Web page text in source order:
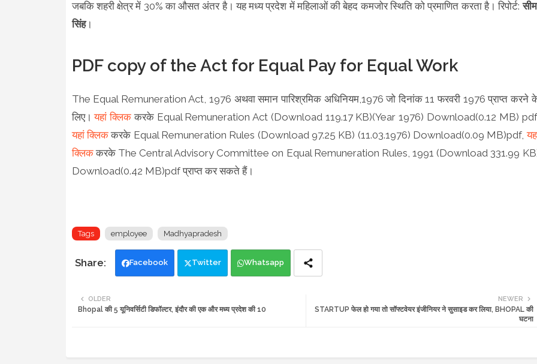
जबकि शहरी क्षेत्र में 30% का औसत अंतर है। यह मध्य प्रदेश में महिलाओं की बेहद कमजोर स्थिति को प्रमाणित करता है। रिपोर्ट:
सिंह।
PDF copy of the Act for Equal Pay for Equal Work
The Equal Remuneration Act, 1976 अथवा समान पारिश्रमिक अधिनियम,1976 जो दिनांक 11 फरवरी 1976 प्राप्त करने
लिए।यहां क्लिक करके Equal Remuneration Act (Download 119.17 KB)(Year 1976) Download(0.12 MB) pdf,
यहां क्लिककरके Equal Remuneration Rules (Download 97.25 KB) (11.03.1976) Download(0.09 MB)pdf,
क्लिककरके The Central Advisory Committee on Equal Remuneration Rules, 1991 (Download 331.99
Download(0.42 MB)pdf प्राप्त कर सकते हैं।
Tags employee Madhyapradesh
Facebook Twitter Whatsapp
NEWER
STARTUP फेल हो गया तो सॉफ्टवेयर इंजीनियर ने सुसाइड कर लिया, BHOPAL की
घटना
OLDER
Bhopal की 5 यूनिवर्सिटी डिफॉल्टर, इंदौर की एक और मध्य प्रदेश की 10